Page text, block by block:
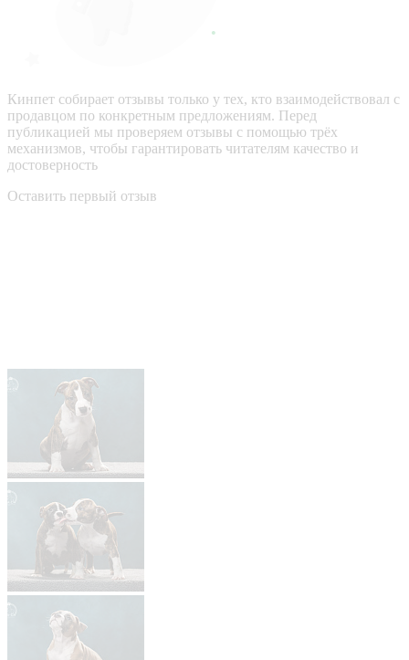
Кинпет собирает отзывы только у тех, кто взаимодействовал с
продавцом по конкретным предложениям. Перед
публикацией мы проверяем отзывы с помощью трёх
механизмов, чтобы гарантировать читателям качество и
достоверность
Оставить первый отзыв